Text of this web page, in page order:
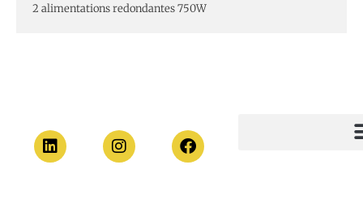
2 alimentations redondantes 750W